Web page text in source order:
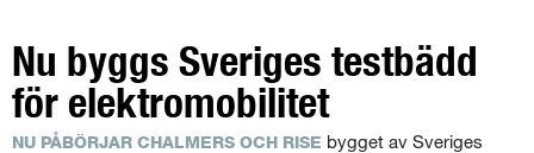
Nu byggs Sveriges testbädd
för elektromobilitet
NU PÅBÖRJAR CHALMERS OCH RISE bygget av Sveriges